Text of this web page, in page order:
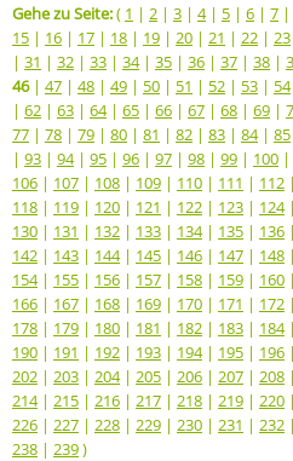
Gehe zu Seite:( 1 | 2 | 3 | 4| 5 | 6 | 7 |
15 | 16 | 17 | 18 | 19 | 20 | 21 | 22 | 23
| 31 | 32 | 33 | 34| 35 | 36 | 37 | 38 |
46| 47 | 48 | 49 | 50 | 51 | 52 | 53 | 54
| 62 | 63 | 64| 65 | 66 | 67 | 68 | 69 |
77 | 78 | 79 | 80 | 81 | 82 | 83 | 84| 85
| 93 | 94| 95 | 96 | 97 | 98 | 99 | 100 |
106 | 107 | 108 | 109 | 110 | 111 | 112 |
118 | 119 | 120 | 121 | 122 | 123 | 124|
130 | 131 | 132 | 133 | 134| 135 | 136 |
142 | 143 | 144| 145 | 146 | 147 | 148 |
154| 155 | 156 | 157 | 158 | 159 | 160 |
166 | 167 | 168 | 169 | 170 | 171 | 172 |
178 | 179 | 180 | 181 | 182 | 183 | 184|
190 | 191 | 192 | 193 | 194| 195 | 196 |
202 | 203 | 204| 205 | 206 | 207 | 208 |
214| 215 | 216 | 217 | 218 | 219 | 220 |
226 | 227 | 228 | 229 | 230 | 231 | 232 |
238 | 239)